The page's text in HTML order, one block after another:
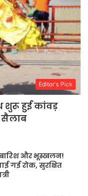
Editor's Pick
हुई कांवड़
सैलाब
और भूस्खलन!
गई रोक, सुरक्षित